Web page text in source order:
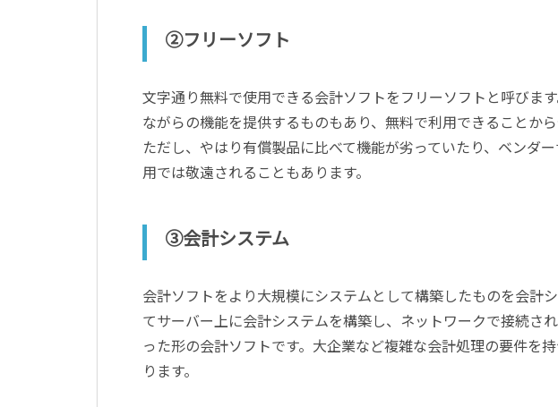
②フリーソフト
文字通り無料で使用できる会計ソフトをフリーソフトと呼びま
ながらの機能を提供するものもあり、無料で利用できることか
ただし、やはり有償製品に比べて機能が劣っていたり、ベンダ
用では敬遠されることもあります。
③会計システム
会計ソフトをより大規模にシステムとして構築したものを会計
てサーバー上に会計システムを構築し、ネットワークで接続さ
った形の会計ソフトです。大企業など複雑な会計処理の要件を
ります。